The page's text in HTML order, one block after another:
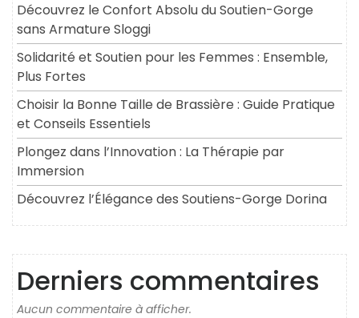
Découvrez le Confort Absolu du Soutien-Gorge
sans Armature Sloggi
Solidarité et Soutien pour les Femmes : Ensemble,
Plus Fortes
Choisir la Bonne Taille de Brassière : Guide Pratique
et Conseils Essentiels
Plongez dans l’Innovation : La Thérapie par
Immersion
Découvrez l’Élégance des Soutiens-Gorge Dorina
Derniers commentaires
Aucun commentaire à afficher.